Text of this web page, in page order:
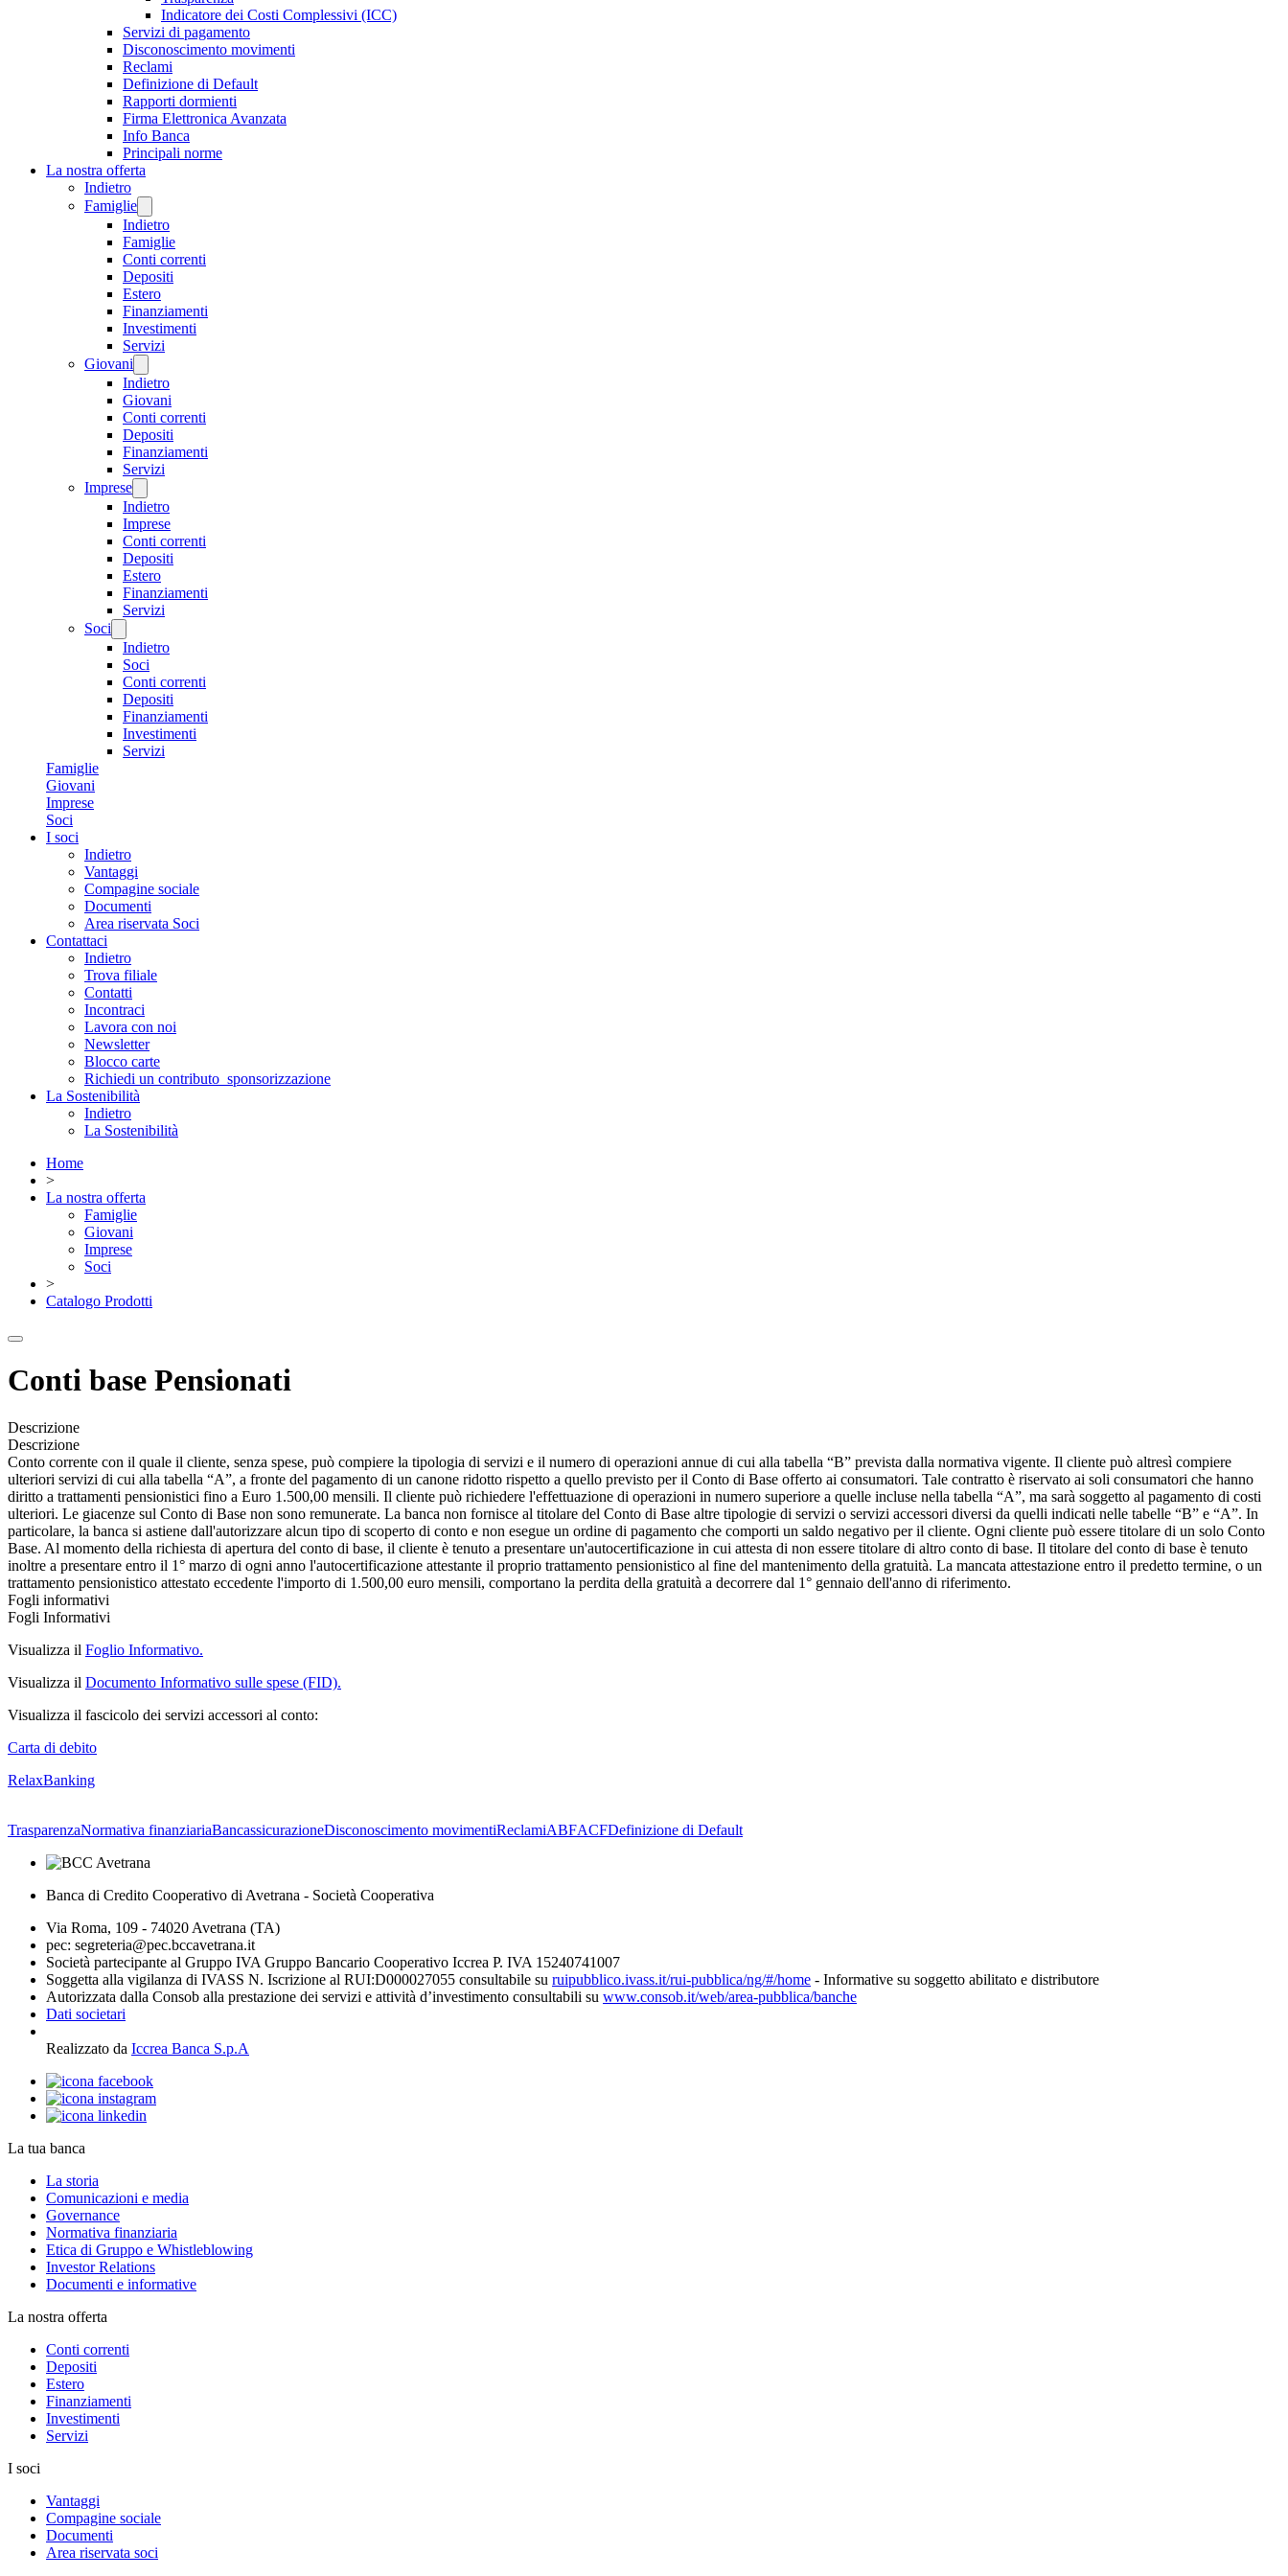
Indicatore dei Costi Complessivi (ICC)
Servizi di pagamento
Disconoscimento movimenti
Reclami
Definizione di Default
Rapporti dormienti
Firma Elettronica Avanzata
Info Banca
Principali norme
La nostra offerta
Indietro
Famiglie
Indietro
Famiglie
Conti correnti
Depositi
Estero
Finanziamenti
Investimenti
Servizi
Giovani
Indietro
Giovani
Conti correnti
Depositi
Finanziamenti
Servizi
Imprese
Indietro
Imprese
Conti correnti
Depositi
Estero
Finanziamenti
Servizi
Soci
Indietro
Soci
Conti correnti
Depositi
Finanziamenti
Investimenti
Servizi
Famiglie
Giovani
Imprese
Soci
I soci
Indietro
Vantaggi
Compagine sociale
Documenti
Area riservata Soci
Contattaci
Indietro
Trova filiale
Contatti
Incontraci
Lavora con noi
Newsletter
Blocco carte
Richiedi un contributo_sponsorizzazione
La Sostenibilità
Indietro
La Sostenibilità
Home
>
La nostra offerta
Famiglie
Giovani
Imprese
Soci
>
Catalogo Prodotti
Conti base Pensionati
Descrizione
Descrizione
Conto corrente con il quale il cliente, senza spese, può compiere la tipologia di servizi e il numero di operazioni annue di cui alla tabella “B” prevista dalla normativa vigente. Il cliente può altresì compiere
ulteriori servizi di cui alla tabella “A”, a fronte del pagamento di un canone ridotto rispetto a quello previsto per il Conto di Base offerto ai consumatori. Tale contratto è riservato ai soli consumatori che hanno
diritto a trattamenti pensionistici fino a Euro 1.500,00 mensili. Il cliente può richiedere l'effettuazione di operazioni in numero superiore a quelle incluse nella tabella “A”, ma sarà soggetto al pagamento di costi
ulteriori. Le giacenze sul Conto di Base non sono remunerate. La banca non fornisce al titolare del Conto di Base altre tipologie di servizi o servizi accessori diversi da quelli indicati nelle tabelle “B” e “A”. In
particolare, la banca si astiene dall'autorizzare alcun tipo di scoperto di conto e non esegue un ordine di pagamento che comporti un saldo negativo per il cliente. Ogni cliente può essere titolare di un solo Conto
Base. Al momento della richiesta di apertura del conto di base, il cliente è tenuto a presentare un'autocertificazione in cui attesta di non essere titolare di altro conto di base. Il titolare del conto di base è tenuto
inoltre a presentare entro il 1° marzo di ogni anno l'autocertificazione attestante il proprio trattamento pensionistico al fine del mantenimento della gratuità. La mancata attestazione entro il predetto termine, o un
trattamento pensionistico attestato eccedente l'importo di 1.500,00 euro mensili, comportano la perdita della gratuità a decorrere dal 1° gennaio dell'anno di riferimento.
Fogli informativi
Fogli Informativi
Visualizza il Foglio Informativo.
Visualizza il Documento Informativo sulle spese (FID).
Visualizza il fascicolo dei servizi accessori al conto:
Carta di debito
RelaxBanking
TrasparenzaNormativa finanziariaBancassicurazioneDisconoscimento movimentiReclamiABFACFDefinizione di Default
Banca di Credito Cooperativo di Avetrana - Società Cooperativa
Via Roma, 109 - 74020 Avetrana (TA)
pec: segreteria@pec.bccavetrana.it
Società partecipante al Gruppo IVA Gruppo Bancario Cooperativo Iccrea P. IVA 15240741007
Soggetta alla vigilanza di IVASS N. Iscrizione al RUI:D000027055 consultabile su ruipubblico.ivass.it/rui-pubblica/ng/#/home - Informative su soggetto abilitato e distributore
Autorizzata dalla Consob alla prestazione dei servizi e attività d’investimento consultabili su www.consob.it/web/area-pubblica/banche
Dati societari
Realizzato da Iccrea Banca S.p.A
La tua banca
La storia
Comunicazioni e media
Governance
Normativa finanziaria
Etica di Gruppo e Whistleblowing
Investor Relations
Documenti e informative
La nostra offerta
Conti correnti
Depositi
Estero
Finanziamenti
Investimenti
Servizi
I soci
Vantaggi
Compagine sociale
Documenti
Area riservata soci